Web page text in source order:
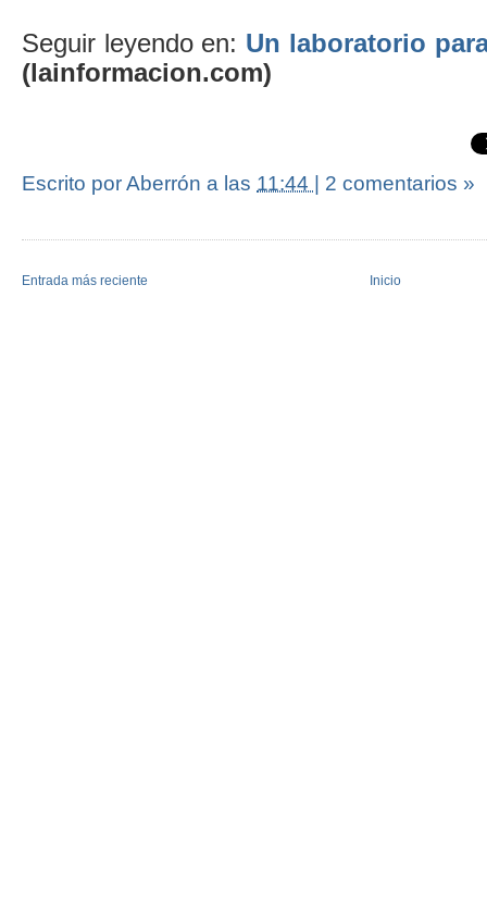
Seguir leyendo en: Un laboratorio
(lainformacion.com)
Escrito por Aberrón a las 11:44 | 2 comentarios »
Entrada más reciente Inicio